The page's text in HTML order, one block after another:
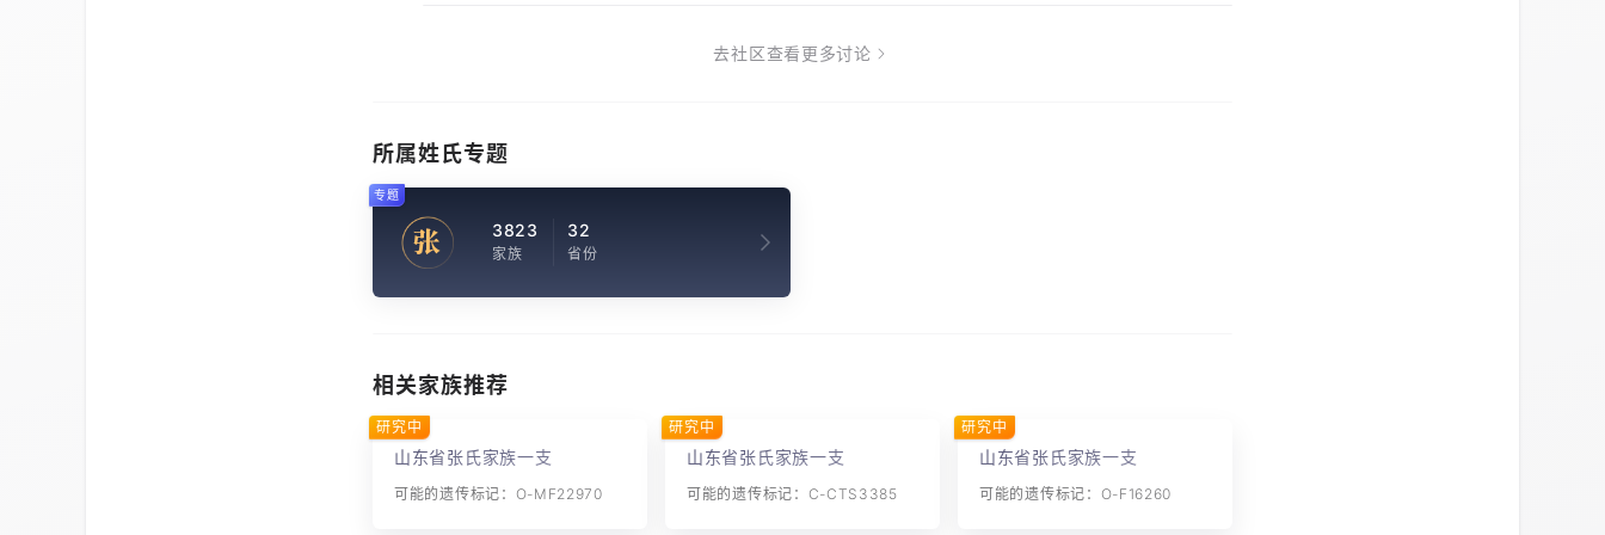
去社区查看更多讨论
所属姓氏专题
张 3823
家族
32
省份
专题
相关家族推荐
山东省张氏家族一支
可能的遗传标记：O-MF22970
研究中
山东省张氏家族一支
可能的遗传标记：C-CTS3385
研究中
山东省张氏家族一支
可能的遗传标记：O-F16260
研究中